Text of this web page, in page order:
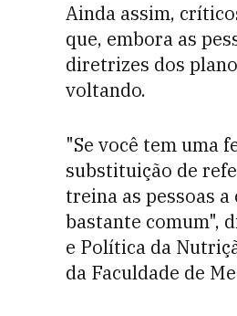
Ainda assim,
que, embora as
diretrizes dos
voltando.
"Se você tem uma
substituição de
treina as pessoas
bastante comum",
e Política da
da Faculdade de